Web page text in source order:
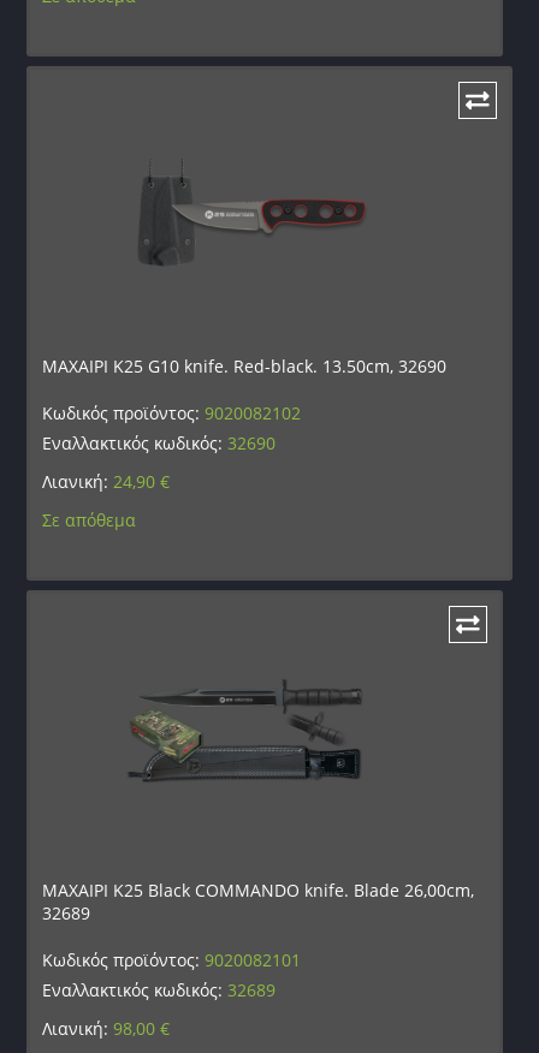
ΜΑΧΑΙΡΙ K25 G10 knife. Red-black. 13.50cm, 32690
Κωδικός προϊόντος:9020082102
Εναλλακτικός κωδικός: 32690
Λιανική:24,90€
Σε απόθεμα
ΜΑΧΑΙΡΙ K25 Black COMMANDO knife. Blade 26,00cm,
32689
Κωδικός προϊόντος:9020082101
Εναλλακτικός κωδικός: 32689
Λιανική:98,00€